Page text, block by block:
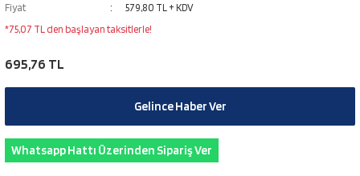
Fiyat
579,80 TL + KDV
*75,07 TL den başlayan taksitlerle!
695,76 TL
Gelince Haber Ver
Whatsapp Hattı Üzerinden Sipariş Ver